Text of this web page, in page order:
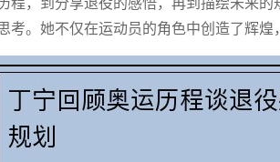
考。她不仅在运动员的角色中创造了辉煌